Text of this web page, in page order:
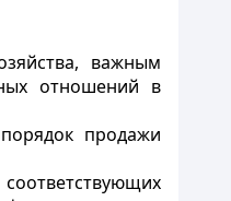
важным
отношений в
продажи